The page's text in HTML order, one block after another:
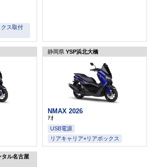
クス取付
静岡県 YSP浜北大橋
NMAX 2026
ｱｵ
USB電源
リアキャリア+リアボックス
タル名古屋